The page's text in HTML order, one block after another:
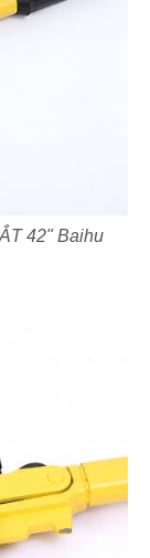
42" Baihu